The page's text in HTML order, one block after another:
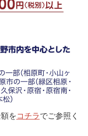
をコチラでご参照く